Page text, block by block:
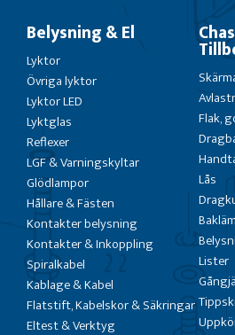
Belysning & El
Lyktor
Övriga lyktor
Lyktor LED
Lyktglas
Reflexer
LGF & Varningskyltar
Glödlampor
Hållare & Fästen
Kontakter belysning
Kontakter & Inkoppling
Spiralkabel
Kablage & Kabel
Flatstift, Kabelskor & Säkringar
Eltest & Verktyg
Flak,
Lås
Lister